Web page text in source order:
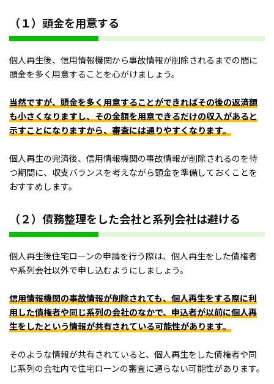
（１）頭金を用意する
個人再生後、信用情報機関から事故情報が削除されるまでの間に
頭金を多く用意することを心がけましょう。
当然ですが、頭金を多く用意することができればその後の返済額
も小さくなりますし、その金額を用意できるだけの収入があると
示すことになりますから、審査には通りやすくなります。
個人再生の完済後、信用情報機関の事故情報が削除されるのを待
つ期間に、収支バランスを考えながら頭金を準備しておくことを
おすすめします。
（２）債務整理をした会社と系列会社は避ける
個人再生後住宅ローンの申請を行う際は、個人再生をした債権者
や系列会社以外で申し込むようにしましょう。
信用情報機関の事故情報が削除されても、個人再生をする際に利
用した債権者や同じ系列の会社のなかで、申込者が以前に個人再
生をしたという情報が共有されている可能性があります。
そのような情報が共有されていると、個人再生をした債権者や同
じ系列の会社内で住宅ローンの審査に通らない可能性があります。